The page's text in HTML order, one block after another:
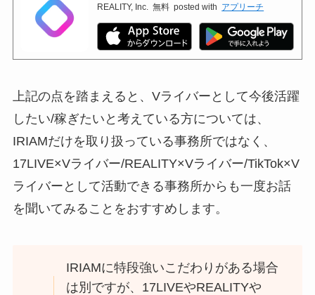
REALITY, Inc. 無料 posted with アプリーチ
上記の点を踏まえると、Vライバーとして今後活躍
したい/稼ぎたいと考えている方については、
IRIAMだけを取り扱っている事務所ではなく、
17LIVE×Vライバー/REALITY×Vライバー/TikTok×V
ライバーとして活動できる事務所からも一度お話
を聞いてみることをおすすめします。
IRIAMに特段強いこだわりがある場合
は別ですが、17LIVEやREALITYや